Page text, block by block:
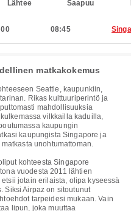
Lähtee Saapuu
08:45
matkakokemus
Seattle, kaupunkiin,
Rikas kulttuuriperintö ja
mahdollisuuksia
vilkkailla kaduilla,
kaupungin
kaupungista Singapore ja
unohtumattoman.
kohteesta Singapore
vuodesta 2011 lähtien
jotain erilaista, olipa kyseessä
Siksi Airpaz on sitoutunut
tarpeidesi mukaan. Vain
lipun, joka muuttaa